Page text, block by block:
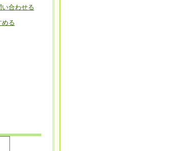
い合わせる
める